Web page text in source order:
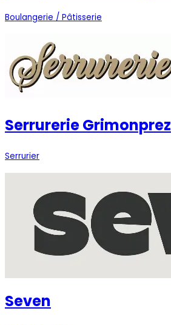
Boulangerie / Pâtisserie
Serrurerie Grimonprez
Serrurier
Seven